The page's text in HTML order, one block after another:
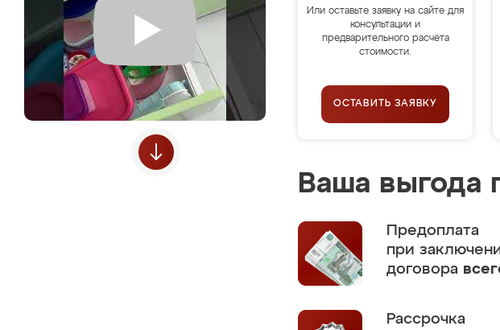
Или оставьте заявку на сайте для
консультации и
предварительного расчёта
стоимости.
ОСТАВИТЬ ЗАЯВКУ
Ваша выгода
Предоплата
при
договора
Рассрочка